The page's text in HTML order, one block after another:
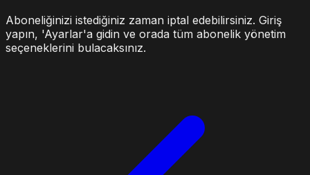
Aboneliğinizi istediğiniz zaman iptal edebilirsiniz. Giriş
yapın, 'Ayarlar'a gidin ve orada tüm abonelik yönetim
seçeneklerini bulacaksınız.